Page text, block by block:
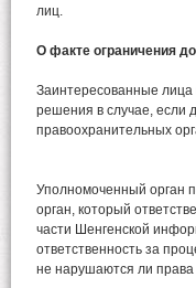
лиц.
О факте ограничения
Заинтересованные
решения в случае, если
правоохранительных
Уполномоченный орган
орган, который
части Шенгенской
ответственность за
не нарушаются ли